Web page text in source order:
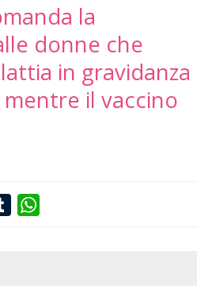
la
donne che
in gravidanza
il vaccino
Tumblr